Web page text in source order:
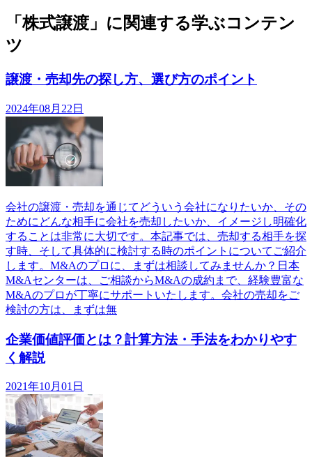
「株式譲渡」に関連する学ぶコンテン
ツ
譲渡・売却先の探し方、選び方のポイント
2024年08月22日
会社の譲渡・売却を通じてどういう会社になりたいか、その
ためにどんな相手に会社を売却したいか、イメージし明確化
することは非常に大切です。本記事では、売却する相手を探
す時、そして具体的に検討する時のポイントについてご紹介
します。M&Aのプロに、まずは相談してみませんか？日本
M&Aセンターは、ご相談からM&Aの成約まで、経験豊富な
M&Aのプロが丁寧にサポートいたします。会社の売却をご
検討の方は、まずは無
企業価値評価とは？計算方法・手法をわかりやす
く解説
2021年10月01日